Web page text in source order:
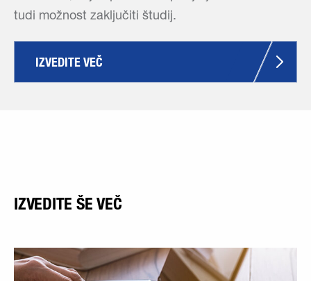
tudi možnost zaključiti študij.
IZVEDITE VEČ
IZVEDITE ŠE VEČ